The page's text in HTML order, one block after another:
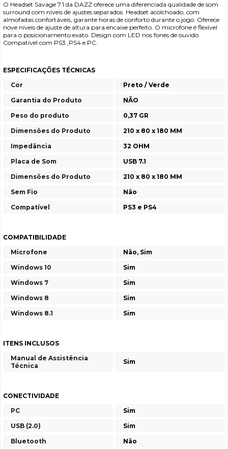
O Headset Savage 7.1 da DAZZ oferece uma diferenciada qualidade de som
surround com níveis de ajustes separados. Headset acolchoado, com
almofadas confortáveis, garante horas de conforto durante o jogo. Oferece
nove níveis de ajuste de altura para encaixe perfeito. O microfone é flexível
para o posicionamento exato. Design com LED nos fones de ouvido.
Compatível com PS3 ,PS4 e PC.
ESPECIFICAÇÕES TÉCNICAS
Cor
Preto / Verde
Garantia do Produto
NÃO
Peso do produto
0,37 GR
Dimensões do Produto
210 x 80 x 180 MM
Impedância
32 OHM
Placa de Som
USB 7.1
Dimensões do Produto
210 x 80 x 180 MM
Sem Fio
Não
Compatível
PS3 e PS4
COMPATIBILIDADE
Microfone
Não, Sim
Windows 10
Sim
Windows 7
Sim
Windows 8
Sim
Windows 8.1
Sim
ITENS INCLUSOS
Manual de Assistência
Técnica
Sim
CONECTIVIDADE
PC
Sim
USB (2.0)
Sim
Bluetooth
Não